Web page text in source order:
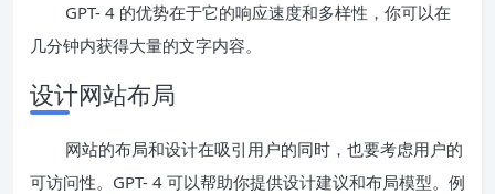
GPT- 4 的优势在于它的响应速度和多样性，你可以在
几分钟内获得大量的文字内容。
设计网站布局
网站的布局和设计在吸引用户的同时，也要考虑用户的
可访问性。GPT- 4 可以帮助你提供设计建议和布局模型。例